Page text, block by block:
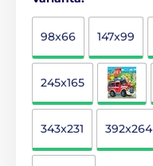
98x66 147x99
245x165
343x231 392x264